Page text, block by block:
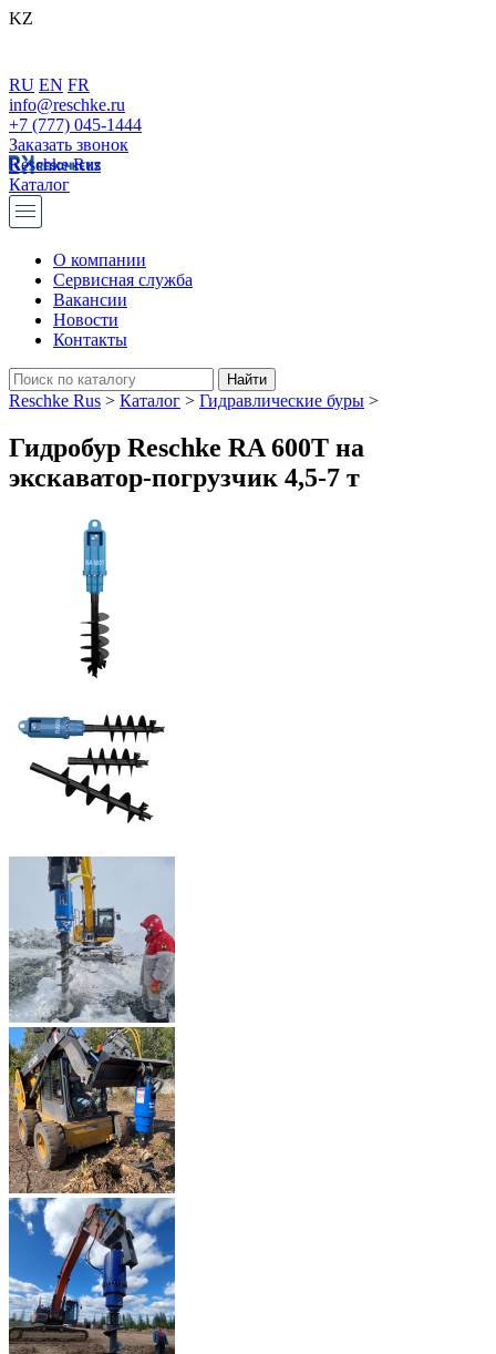
KZ
RU EN FR
info@reschke.ru
+7 (777) 045-1444
Заказать звонок
Reschke Rus
Каталог
О компании
Сервисная служба
Вакансии
Новости
Контакты
Reschke Rus > Каталог > Гидравлические буры >
Гидробур Reschke RA 600T на
экскаватор-погрузчик 4,5-7 т